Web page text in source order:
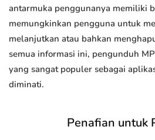
antarmuka penggunanya memiliki
memungkinkan pengguna untuk
melanjutkan atau bahkan
semua informasi ini, pengunduh
yang sangat populer sebagai
diminati.
Penafian untuk